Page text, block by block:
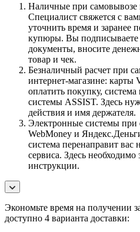
Наличные при самовывозе
Специалист свяжется с
уточнить время и заранее
купюры. Вы подписываете
документы, вносите
товар и чек.
Безналичный расчет при
интернет-магазине: карты
оплатить покупку,
системы ASSIST. Здесь
действия и имя держателя.
Электронные системы при
WebMoney и
система перенаправит вас
сервиса. Здесь
инструкции.
Экономьте время на получении
доступно 4 варианта доставки: